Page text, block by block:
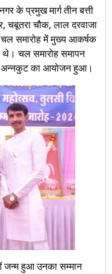
के प्रमुख मार्ग तीन बत्ती
चबूतरा चौक, लाल दरवाजा
चल समारोह में मुख्य आकर्षक
थे। चल समारोह समापन
अन्नकुट का आयोजन हुआ।
जन्म हुआ उनका सम्मान